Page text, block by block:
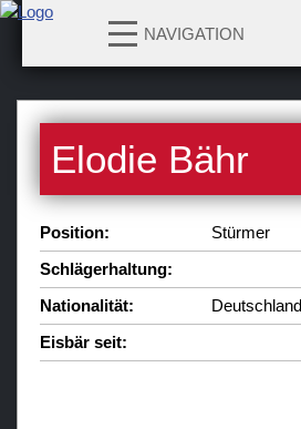
NAVIGATION
News
Teams
Verein
Sponsoren / Partner
Fanzone
Elodie Bähr
Position:
Stürmer
Schlägerhaltung:
Nationalität:
Deutschland
Eisbär seit: